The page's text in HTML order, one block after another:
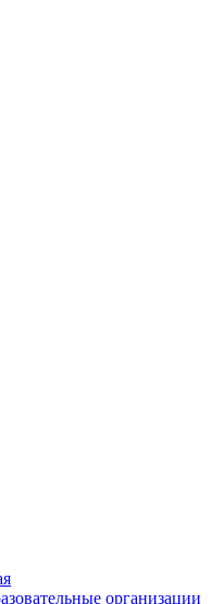
организации